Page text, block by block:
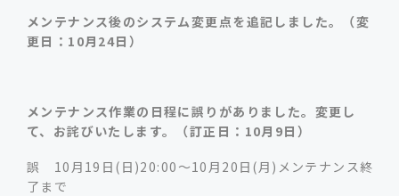
メンテナンス後のシステム変更点を追記しました。（変
更日：10月24日）
メンテナンス作業の日程に誤りがありました。変更し
て、お詫びいたします。（訂正日：10月9日）
誤 10月19日(日)20:00～10月20日(月)メンテナンス終
了まで